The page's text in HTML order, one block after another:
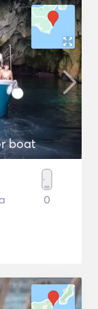
boat
0